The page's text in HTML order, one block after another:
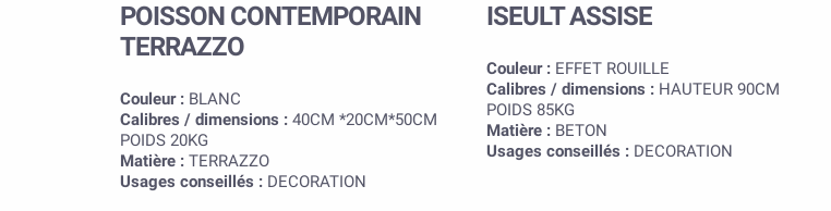
POISSON CONTEMPORAIN
TERRAZZO
Couleur : BLANC
Calibres / dimensions : 40CM *20CM*50CM
POIDS 20KG
Matière : TERRAZZO
Usages conseillés : DECORATION
ISEULT ASSISE
Couleur : EFFET ROUILLE
Calibres / dimensions : HAUTEUR 90CM
POIDS 85KG
Matière : BETON
Usages conseillés : DECORATION